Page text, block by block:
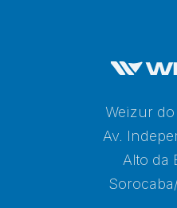
Weizur do
Av.
Alto da